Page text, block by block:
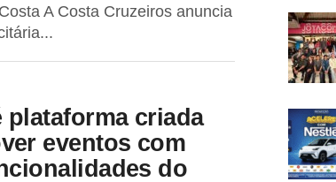
A Costa Cruzeiros anuncia
plataforma criada
eventos com
do